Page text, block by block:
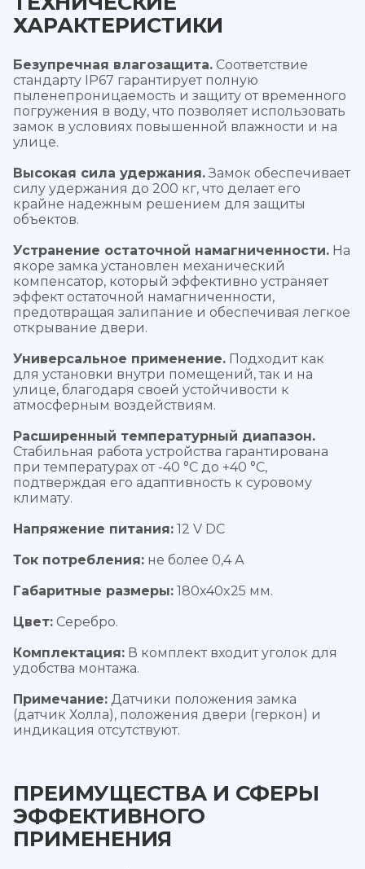
ХАРАКТЕРИСТИКИ
Безупречная влагозащита. Соответствие
стандарту IP67 гарантирует полную
пыленепроницаемость и защиту от временного
погружения в воду, что позволяет использовать
замок в условиях повышенной влажности и на
улице.
Высокая сила удержания.Замок обеспечивает
силу удержания до 200 кг, что делает его
крайне надежным решением для защиты
объектов.
Устранение остаточной намагниченности. На
якоре замка установлен механический
компенсатор, который эффективно устраняет
эффект остаточной намагниченности,
предотвращая залипание и обеспечивая легкое
открывание двери.
Универсальное применение. Подходит как
для установки внутри помещений, так и на
улице, благодаря своей устойчивости к
атмосферным воздействиям.
Расширенный температурный диапазон.
Стабильная работа устройства гарантирована
при температурах от -40 °C до +40 °C,
подтверждая его адаптивность к суровому
климату.
Напряжение питания: 12 V DC
Ток потребления: не более 0,4 А
Габаритные размеры: 180x40x25 мм.
Цвет: Серебро.
Комплектация: В комплект входит уголок для
удобства монтажа.
Примечание: Датчики положения замка
(датчик Холла), положения двери (геркон) и
индикация отсутствуют.
ПРЕИМУЩЕСТВА И СФЕРЫ
ЭФФЕКТИВНОГО
ПРИМЕНЕНИЯ